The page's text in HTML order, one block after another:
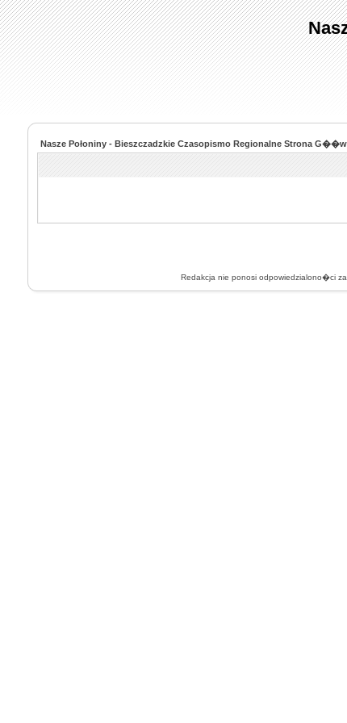
Nasze Połoniny - Bieszczadzkie Czasopismo Regionalne Strona
Redakcja nie ponosi odpowiedzialono�ci